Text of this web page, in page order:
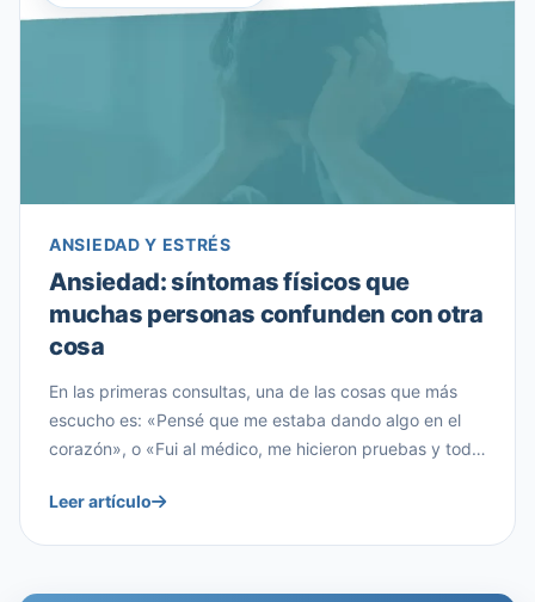
ANSIEDAD Y ESTRÉS
Ansiedad: síntomas físicos que
muchas personas confunden con otra
cosa
En las primeras consultas, una de las cosas que más
escucho es: «Pensé que me estaba dando algo en el
corazón», o «Fui al médico, me hicieron pruebas y todo
Muchas personas llegan al gabinete después de meses
Leer artículo